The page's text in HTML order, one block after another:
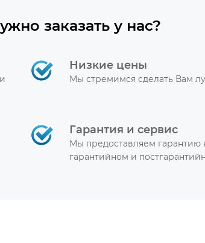
заказать у нас?
Низкие цены
Мы стремимся сделать Вам
Гарантия и сервис
Мы предоставляем
гарантийном и